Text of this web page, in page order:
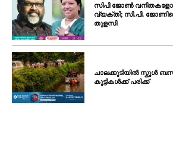
സിപി ജോൺ
വ്യക്തി; സി.പി.
തുളസി
ചാലക്കുടിയിൽ സ്കൂൾ ബസ്
കുട്ടികൾക്ക് പരിക്ക്